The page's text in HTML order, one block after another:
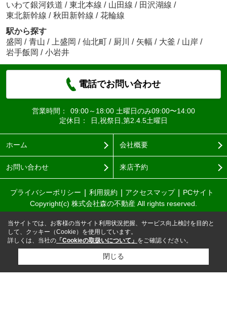
いわて銀河鉄道 / 東北本線 / 山田線 / 田沢湖線 /
東北新幹線 / 秋田新幹線 / 花輪線
駅から探す
盛岡 / 青山 / 上盛岡 / 仙北町 / 厨川 / 矢幅 / 大釜 / 山岸 /
岩手飯岡 / 小岩井
電話でお問い合わせ
営業時間：
09:00～18:00 土曜日のみ09:00〜14:00
定休日：
日,祝祭日,第2.4.5土曜日
ホーム 会社概要
お問い合わせ 来店予約
プライバシーポリシー 利用規約 アクセスマップ
PCサイト
Copyright(c) 株式会社森の不動産 All rights reserved.
当サイトでは、お客様の当サイト利用状況把握、サービス向上検討を目的と
して、クッキー（Cookie）を使用しています。
詳しくは、当社の 「Cookieの取扱いについて」 をご確認ください。
閉じる